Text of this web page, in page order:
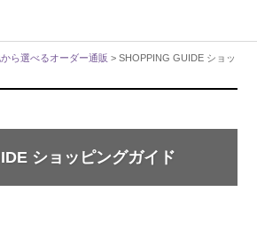
ら選べるオーダー通販 > SHOPPING GUIDE ショッ
ショッピングガイド